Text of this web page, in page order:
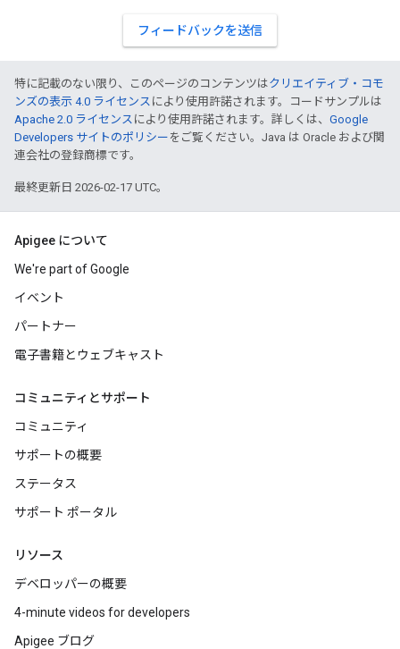
フィードバックを送信
特に記載のない限り、このページのコンテンツはクリエイティブ・コモ
ンズの表示 4.0 ライセンス により使用許諾されます。コードサンプルは
Apache 2.0 ライセンス により使用許諾されます。詳しくは、 Google
Developers サイトのポリシー をご覧ください。Java は Oracle および関
連会社の登録商標です。
最終更新日 2026-02-17 UTC。
Apigee について
We're part of Google
イベント
パートナー
電子書籍とウェブキャスト
コミュニティとサポート
コミュニティ
サポートの概要
ステータス
サポート ポータル
リソース
デベロッパーの概要
4-minute videos for developers
Apigee ブログ